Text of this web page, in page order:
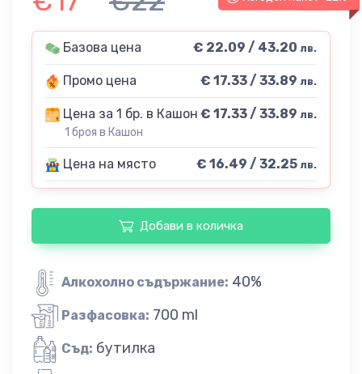
Базова цена € 22.09 / 43.20 лв.
Промо цена € 17.33 / 33.89 лв.
Цена за 1 бр. в Кашон
1 броя в Кашон
€ 17.33 / 33.89 лв.
Цена на място € 16.49 / 32.25 лв.
Добави в количка
Алкохолно съдържание: 40%
Разфасовка: 700 ml
Съд: бутилка